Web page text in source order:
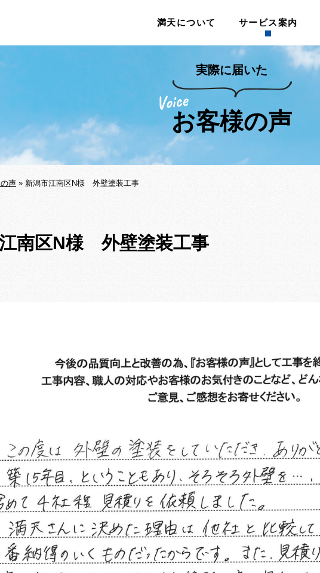
満天について サービス案内
実際に届いた
お客様の声
声 » 新潟市江南区N様 外壁塗装工事
南区N様 外壁塗装工事